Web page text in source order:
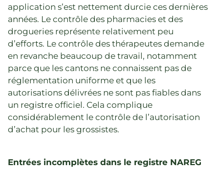
application s’est nettement durcie ces dernières
années. Le contrôle des pharmacies et des
drogueries représente relativement peu
d’efforts. Le contrôle des thérapeutes demande
en revanche beaucoup de travail, notamment
parce que les cantons ne connaissent pas de
réglementation uniforme et que les
autorisations délivrées ne sont pas fiables dans
un registre officiel. Cela complique
considérablement le contrôle de l’autorisation
d’achat pour les grossistes.
Entrées incomplètes dans le registre NAREG